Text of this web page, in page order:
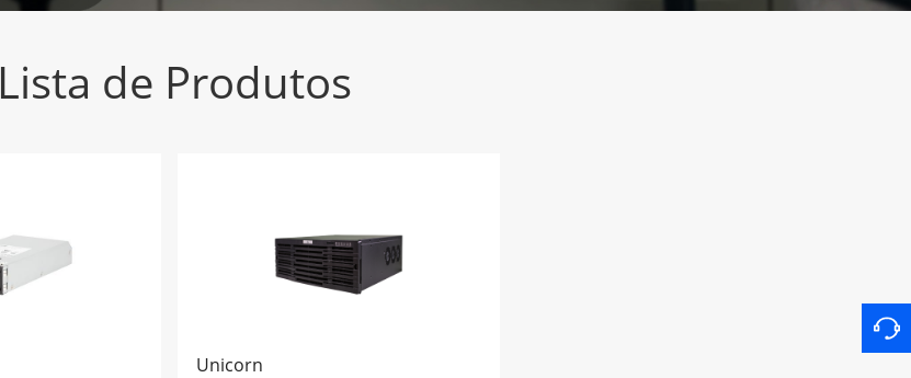
Lista de Produtos
Unicorn